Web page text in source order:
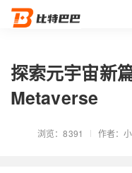
探索元宇宙
Metaverse
浏览：8391 作者：